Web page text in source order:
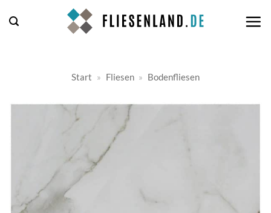
Inhalt
Start » Fliesen » Bodenfliesen